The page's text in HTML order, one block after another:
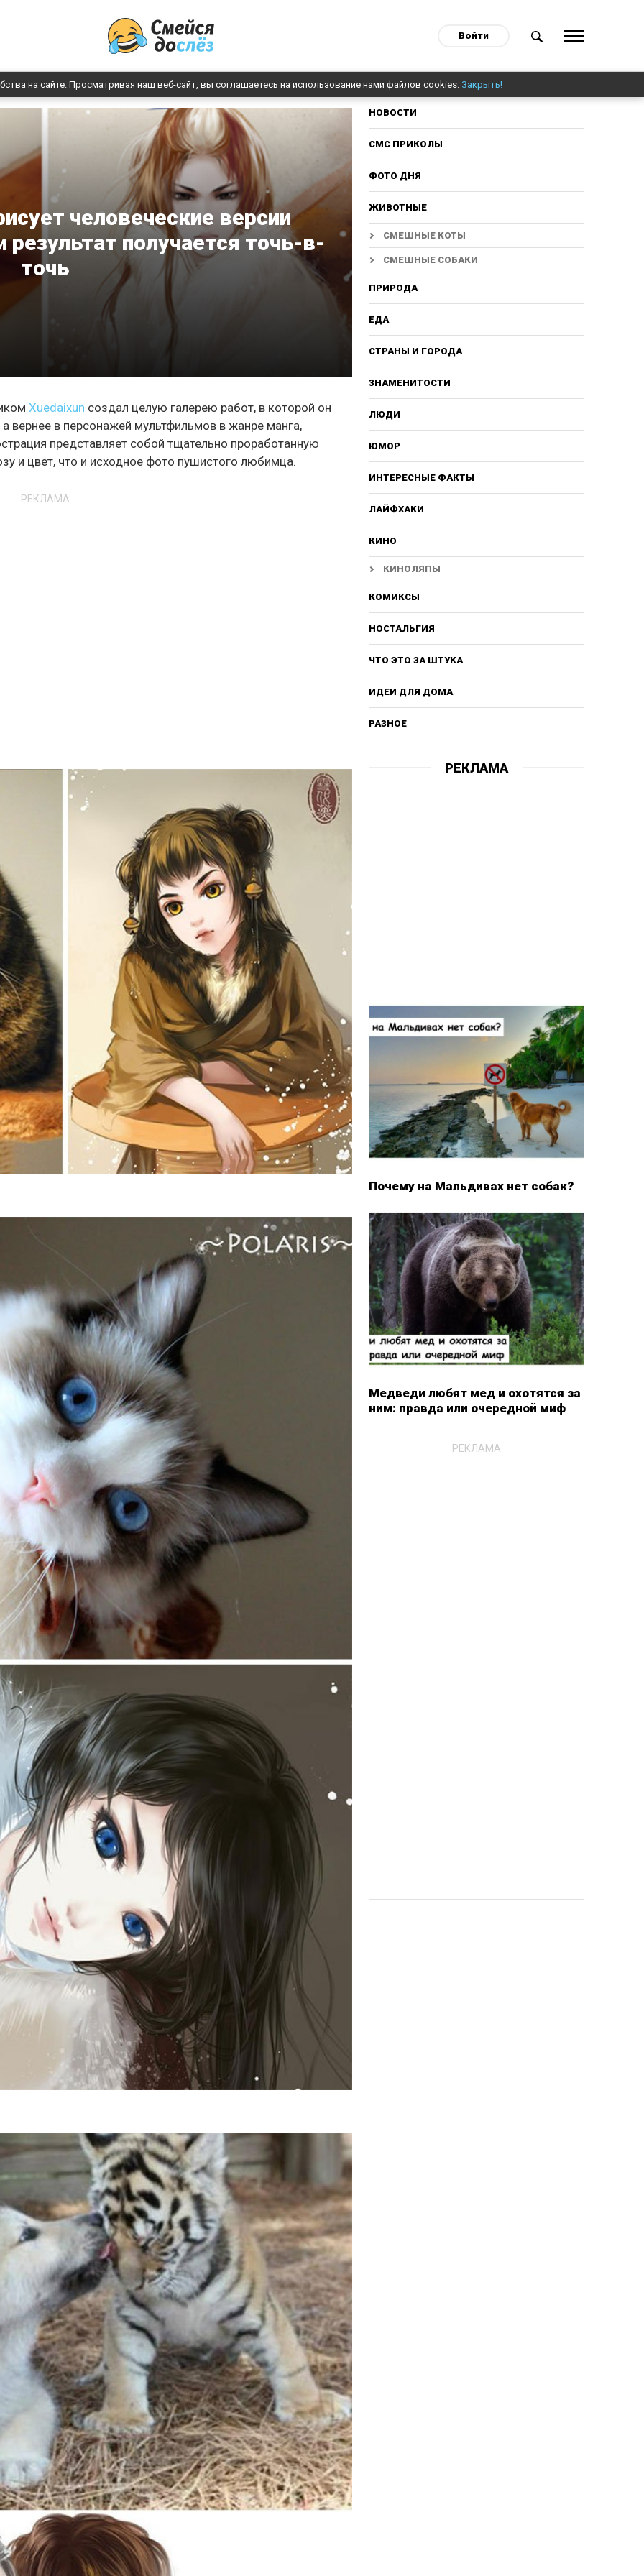
Войти
на сайте. Просматривая наш веб-сайт, вы соглашаетесь на использование нами файлов cookies. Закрыть!
человеческие версии
получается точь-в-
точь
Xuedaixun создал целую галерею работ, в которой он
вернее в персонажей мультфильмов в жанре манга,
представляет собой тщательно проработанную
и цвет, что и исходное фото пушистого любимца.
РЕКЛАМА
НОВОСТИ
СМС ПРИКОЛЫ
ФОТО ДНЯ
ЖИВОТНЫЕ
СМЕШНЫЕ КОТЫ
СМЕШНЫЕ СОБАКИ
ПРИРОДА
ЕДА
СТРАНЫ И ГОРОДА
ЗНАМЕНИТОСТИ
ЛЮДИ
ЮМОР
ИНТЕРЕСНЫЕ ФАКТЫ
ЛАЙФХАКИ
КИНО
КИНОЛЯПЫ
КОМИКСЫ
НОСТАЛЬГИЯ
ЧТО ЭТО ЗА ШТУКА
ИДЕИ ДЛЯ ДОМА
РАЗНОЕ
РЕКЛАМА
Почему на Мальдивах нет собак?
Медведи любят мед и охотятся за
ним: правда или очередной миф
РЕКЛАМА